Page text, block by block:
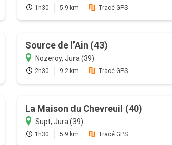
1h30 5.9 km Tracé GPS
Source de l’Ain (43)
Nozeroy, Jura (39)
2h30 9.2 km Tracé GPS
La Maison du Chevreuil (40)
Supt, Jura (39)
1h30 5.9 km Tracé GPS